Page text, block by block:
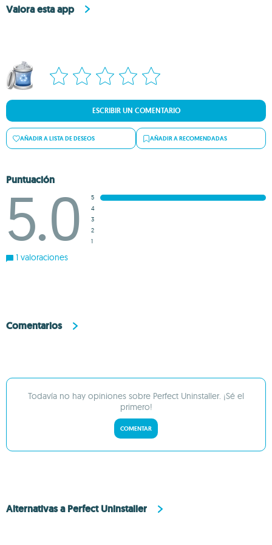
Valora esta app
ESCRIBIR UN COMENTARIO
AÑADIR A LISTA DE DESEOS AÑADIR A RECOMENDADAS
Puntuación
5.0
5
4
3
2
1
1 valoraciones
Comentarios
Todavía no hay opiniones sobre Perfect Uninstaller. ¡Sé el
primero!
COMENTAR
Alternativas a Perfect Uninstaller